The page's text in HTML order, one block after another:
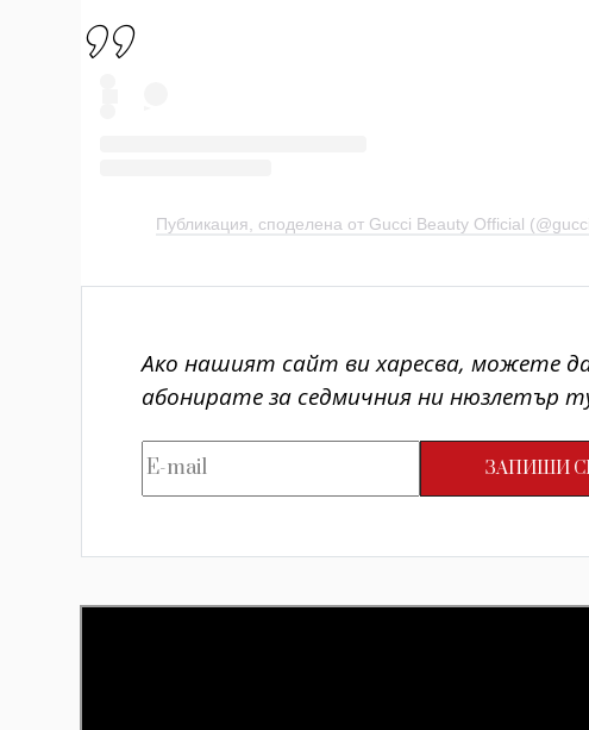
Публикация, споделена от Gucci Beauty Official
Ако нашият сайт ви харесва, можете
абонирате за седмичния ни нюзлетър